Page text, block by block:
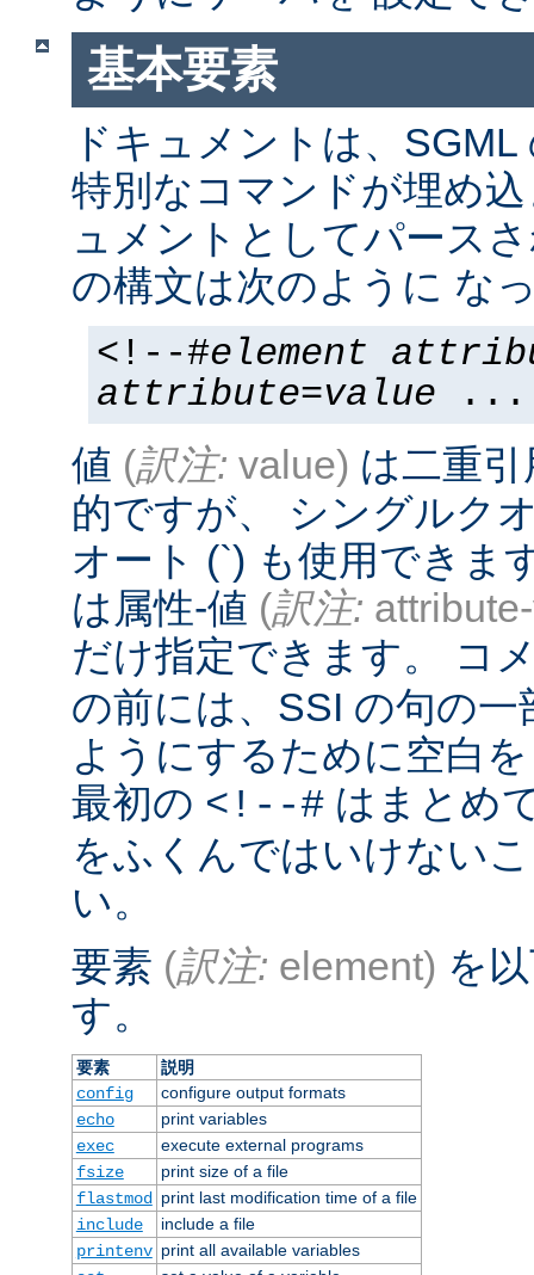
基本要素
ドキュメントは、
特別なコマンドが埋め
ュメントとしてパース
の構文は次のように な
<!--#element
attribute=value ...
値 (訳注: value) は二重
的ですが、 シングルク
オート (`) も使用できま
は属性-値 (訳注:
だけ指定できます。 コ
の前には、SSI の句の
ようにするために空白
最初の <!--# はまとめ
をふくんではいけない
い。
要素 (訳注: element) を
す。
要素
説明
config
configure output formats
echo
print variables
exec
execute external programs
fsize
print size of a file
flastmod
print last modification time of a file
include
include a file
printenv print all available variables